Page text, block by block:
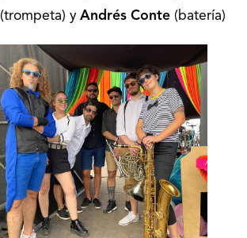
(trompeta) y Andrés Conte (batería)